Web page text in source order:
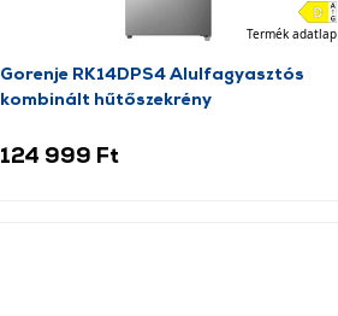
Termék adatlap
Gorenje RK14DPS4 Alulfagyasztós
kombinált hűtőszekrény
124 999 Ft